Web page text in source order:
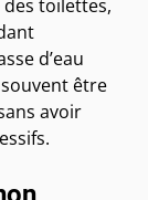
toilettes,
d’eau
être
avoir